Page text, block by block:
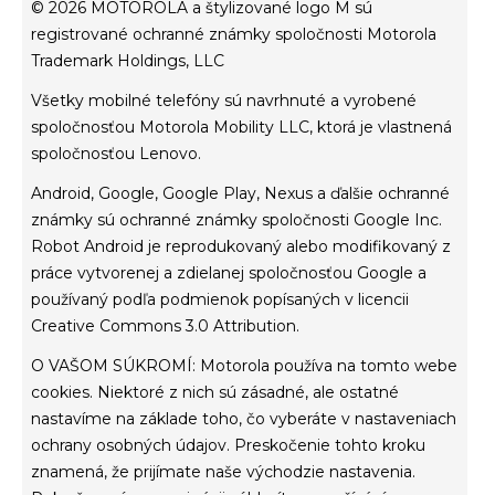
terms of use
Website Privacy
Innovation
Cookies
zásady ochrany osobných údajov
© 2026 MOTOROLA a štylizované logo M sú
registrované ochranné známky spoločnosti Motorola
Trademark Holdings, LLC
Všetky mobilné telefóny sú navrhnuté a vyrobené
spoločnosťou Motorola Mobility LLC, ktorá je vlastnená
spoločnosťou Lenovo.
Android, Google, Google Play, Nexus a ďalšie ochranné
známky sú ochranné známky spoločnosti Google Inc.
Robot Android je reprodukovaný alebo modifikovaný z
práce vytvorenej a zdielanej spoločnosťou Google a
používaný podľa podmienok popísaných v licencii
Creative Commons 3.0 Attribution.
O VAŠOM SÚKROMÍ: Motorola používa na tomto webe
cookies. Niektoré z nich sú zásadné, ale ostatné
nastavíme na základe toho, čo vyberáte v nastaveniach
ochrany osobných údajov. Preskočenie tohto kroku
znamená, že prijímate naše východzie nastavenia.